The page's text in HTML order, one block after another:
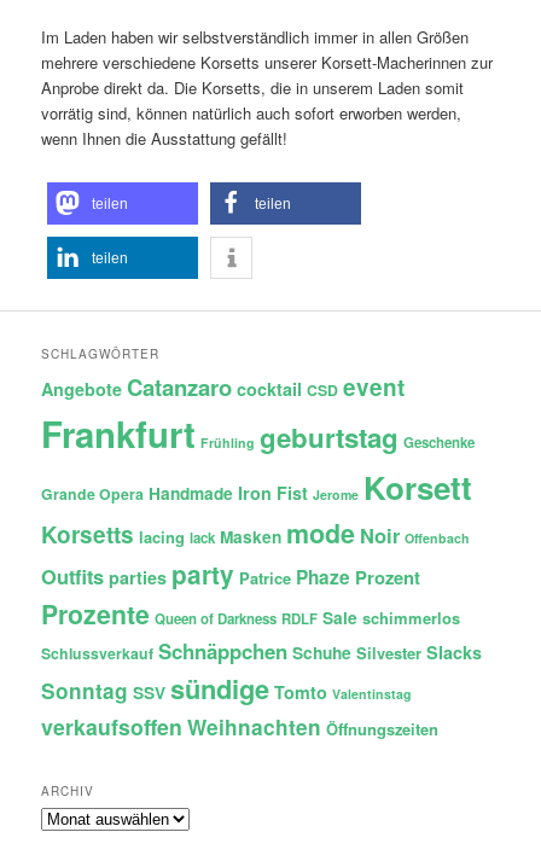
Im Laden haben wir selbstverständlich immer in allen Größen
mehrere verschiedene Korsetts unserer Korsett-Macherinnen zur
Anprobe direkt da. Die Korsetts, die in unserem Laden somit
vorrätig sind, können natürlich auch sofort erworben werden,
wenn Ihnen die Ausstattung gefällt!
teilen teilen
teilen
SCHLAGWÖRTER
Angebote Catanzaro cocktail CSD event
Frankfurt Frühling geburtstag Geschenke
Grande Opera Handmade Iron Fist Jerome Korsett
Korsetts lacing lack Masken mode Noir Offenbach
Outfits parties party Patrice Phaze Prozent
Prozente Queen of Darkness RDLF Sale schimmerlos
Schlussverkauf Schnäppchen Schuhe Silvester Slacks
Sonntag SSV sündige Tomto Valentinstag
verkaufsoffen Weihnachten Öffnungszeiten
ARCHIV
Archiv